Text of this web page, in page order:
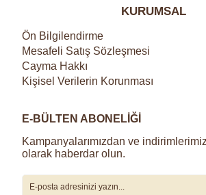
KURUMSAL
Ön Bilgilendirme
Mesafeli Satış Sözleşmesi
Cayma Hakkı
Kişisel Verilerin Korunması
E-BÜLTEN ABONELİĞİ
Kampanyalarımızdan ve
olarak haberdar olun.